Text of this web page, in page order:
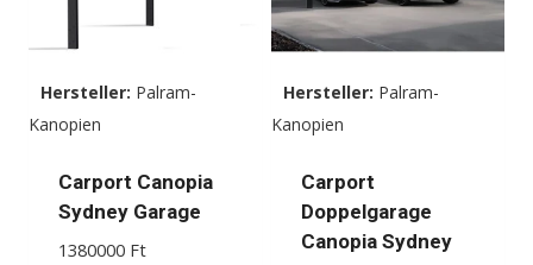
Hersteller: Palram-
Kanopien
Carport Canopia
Sydney Garage
1380000 Ft
Hersteller: Palram-
Kanopien
Carport
Doppelgarage
Canopia Sydney